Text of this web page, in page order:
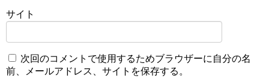
サイト
次回のコメントで使用するためブラウザーに自分の名
前、メールアドレス、サイトを保存する。